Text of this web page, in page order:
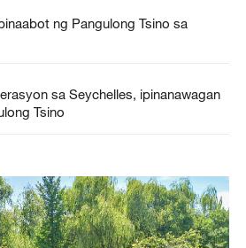
ng Pangulong Tsino sa
sa Seychelles, ipinanawagan
Tsino